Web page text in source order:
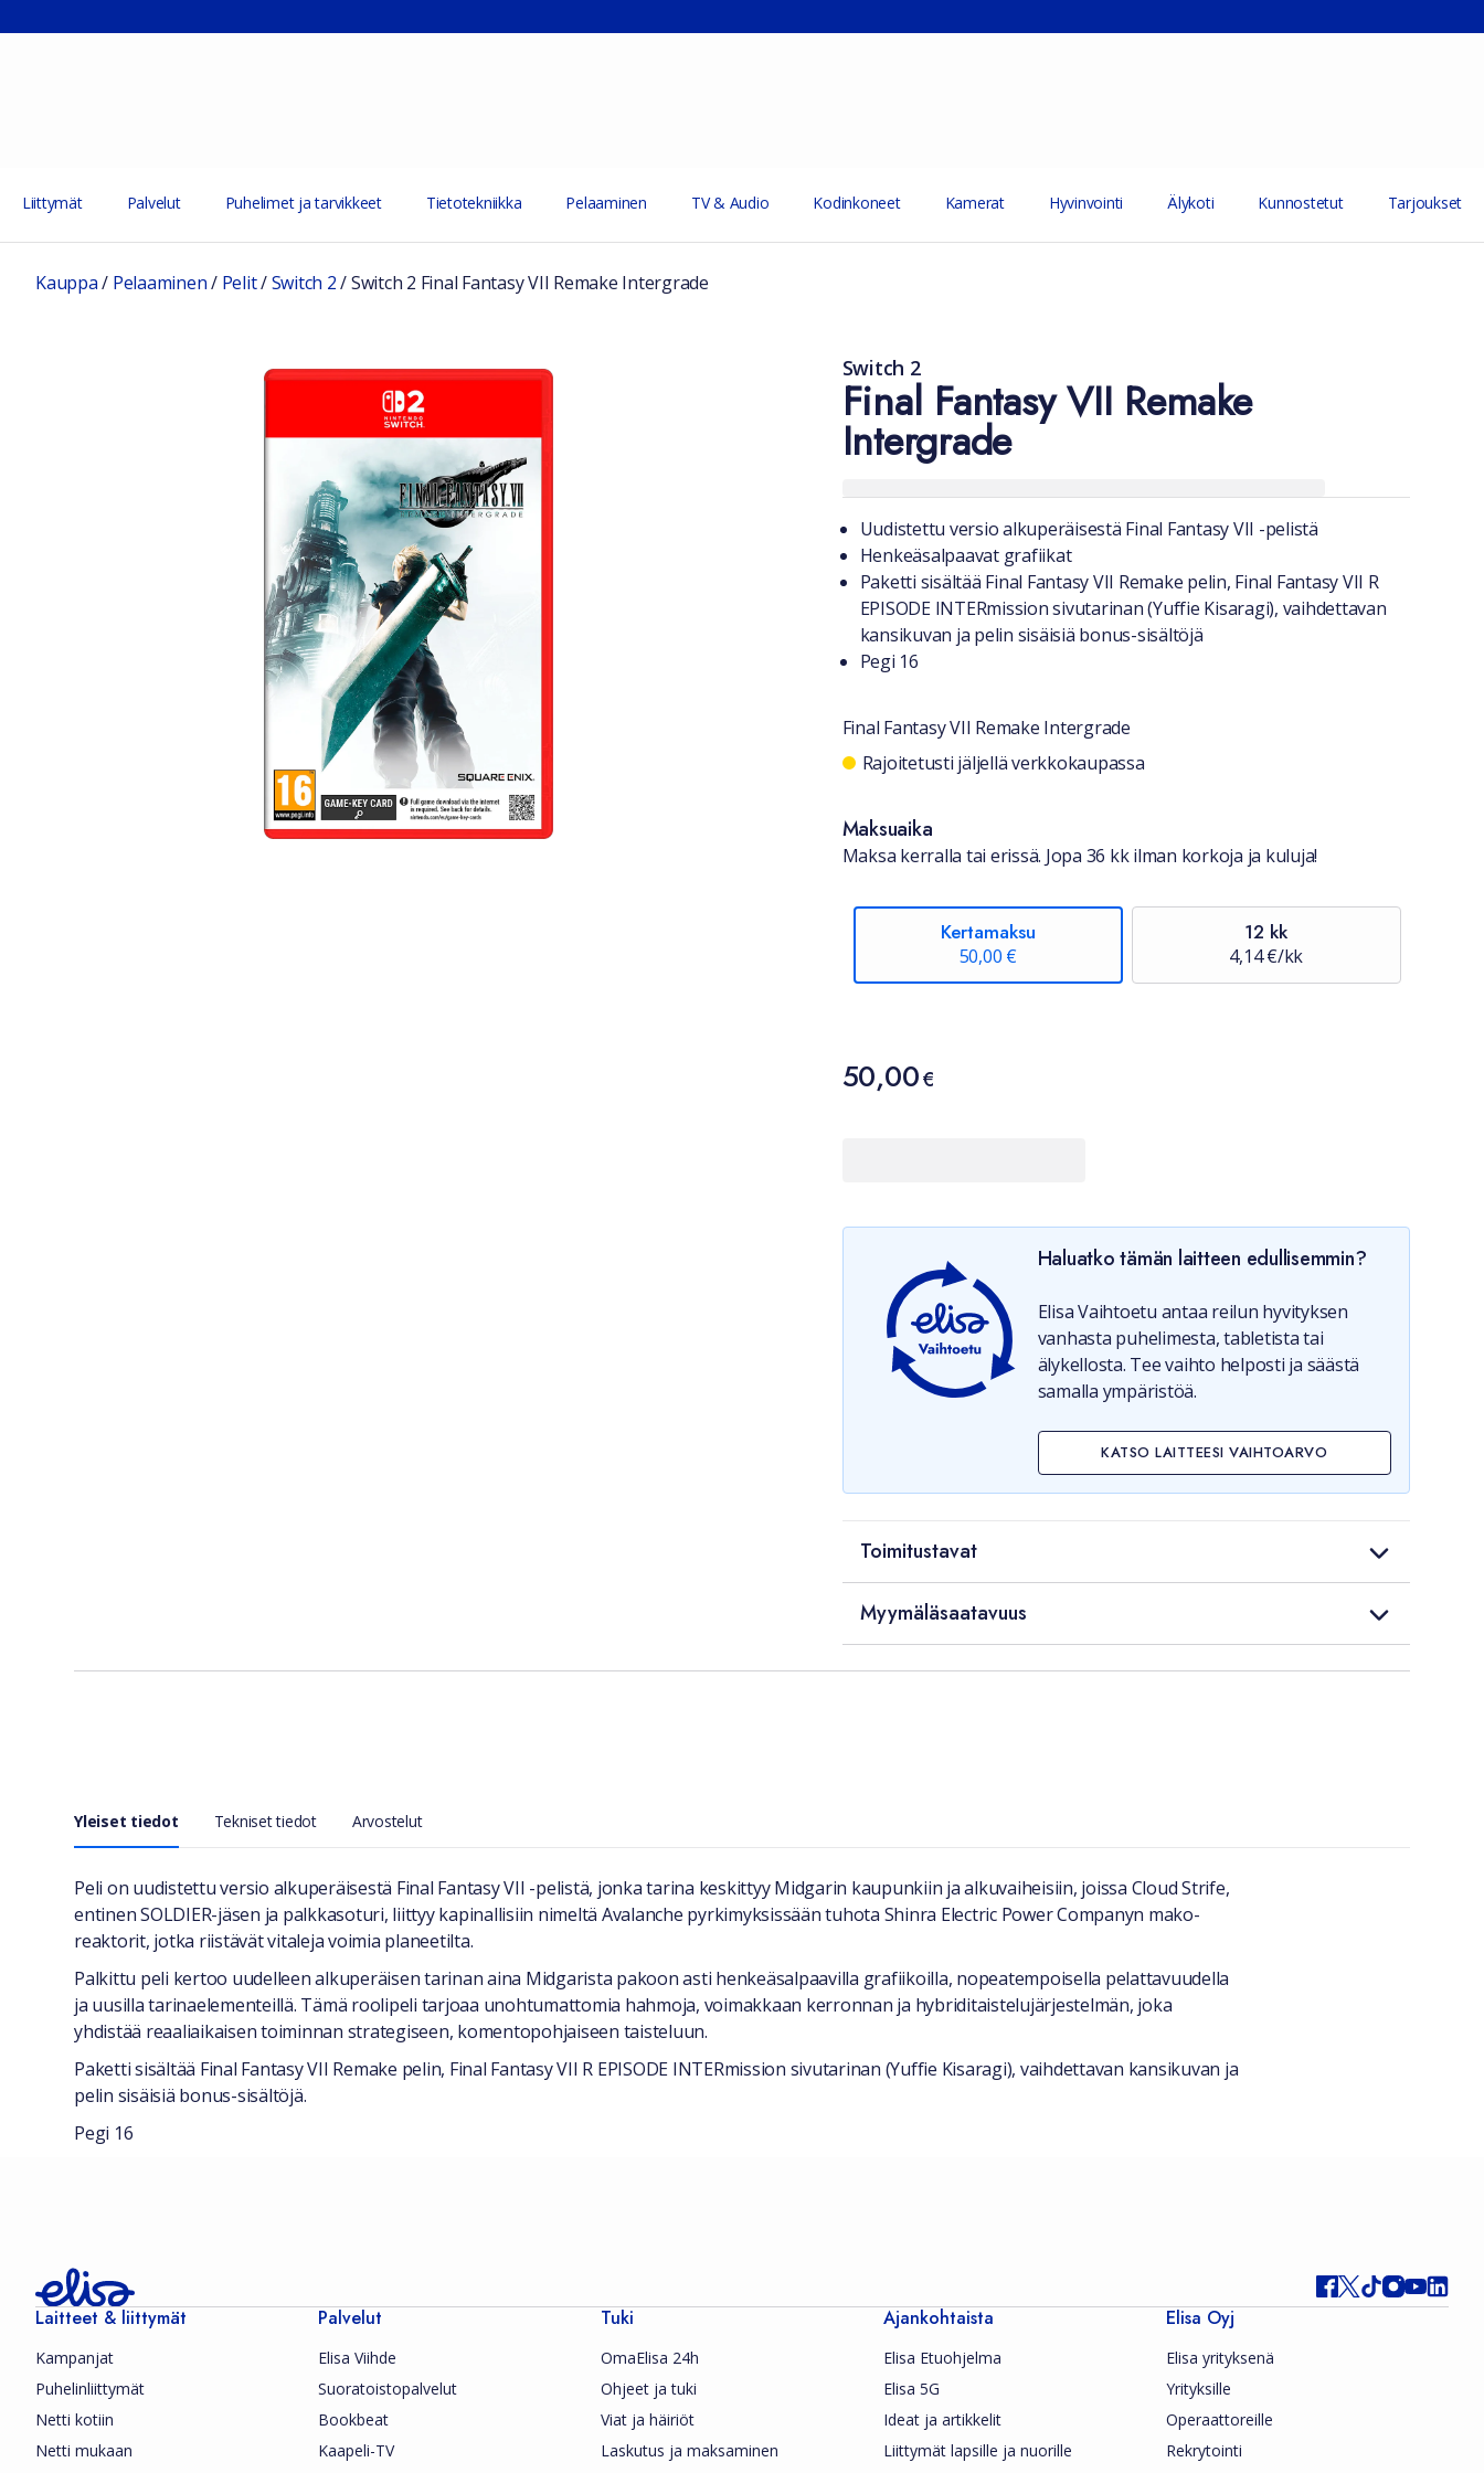
Liittymät Palvelut Puhelimet ja tarvikkeet Tietotekniikka Pelaaminen TV & Audio Kodinkoneet Kamerat Hyvinvointi Älykoti Kunnostetut Tarjoukset
Kauppa/ Pelaaminen/ Pelit/Switch 2/Switch 2 Final Fantasy VII Remake Intergrade
Switch 2
Final Fantasy VII Remake
Intergrade
Tuotteesta lyhyesti
Uudistettu versio alkuperäisestä Final Fantasy VII -pelistä
Henkeäsalpaavat grafiikat
Paketti sisältää Final Fantasy VII Remake pelin, Final Fantasy VII R
EPISODE INTERmission sivutarinan (Yuffie Kisaragi), vaihdettavan
kansikuvan ja pelin sisäisiä bonus-sisältöjä
Pegi 16
Final Fantasy VII Remake Intergrade
Saatavuustiedot
Rajoitetusti jäljellä verkkokaupassa
Maksuaika
Maksa kerralla tai erissä. Jopa 36 kk ilman korkoja ja kuluja!
Kertamaksu
50,00 €
12 kk
4,14 €/kk
Hinta
50,00 €
50,00€
Haluatko tämän laitteen edullisemmin?
Elisa Vaihtoetu antaa reilun hyvityksen
vanhasta puhelimesta, tabletista tai
älykellosta. Tee vaihto helposti ja säästä
samalla ympäristöä.
KATSO LAITTEESI VAIHTOARVO
Toimitustavat
Myymäläsaatavuus
Yleiset tiedot Tekniset tiedot Arvostelut
Yleiset tiedot
Peli on uudistettu versio alkuperäisestä Final Fantasy VII -pelistä, jonka tarina keskittyy Midgarin kaupunkiin ja alkuvaiheisiin, joissa Cloud Strife,
entinen SOLDIER-jäsen ja palkkasoturi, liittyy kapinallisiin nimeltä Avalanche pyrkimyksissään tuhota Shinra Electric Power Companyn mako-
reaktorit, jotka riistävät vitaleja voimia planeetilta.
Palkittu peli kertoo uudelleen alkuperäisen tarinan aina Midgarista pakoon asti henkeäsalpaavilla grafiikoilla, nopeatempoisella pelattavuudella
ja uusilla tarinaelementeillä. Tämä roolipeli tarjoaa unohtumattomia hahmoja, voimakkaan kerronnan ja hybriditaistelujärjestelmän, joka
yhdistää reaaliaikaisen toiminnan strategiseen, komentopohjaiseen taisteluun.
Paketti sisältää Final Fantasy VII Remake pelin, Final Fantasy VII R EPISODE INTERmission sivutarinan (Yuffie Kisaragi), vaihdettavan kansikuvan ja
pelin sisäisiä bonus-sisältöjä.
Pegi 16
Laitteet & liittymät
Kampanjat
Puhelinliittymät
Netti kotiin
Netti mukaan
Palvelut
Elisa Viihde
Suoratoistopalvelut
Bookbeat
Kaapeli-TV
Tuki
OmaElisa 24h
Ohjeet ja tuki
Viat ja häiriöt
Laskutus ja maksaminen
Ajankohtaista
Elisa Etuohjelma
Elisa 5G
Ideat ja artikkelit
Liittymät lapsille ja nuorille
Elisa Oyj
Elisa yrityksenä
Yrityksille
Operaattoreille
Rekrytointi